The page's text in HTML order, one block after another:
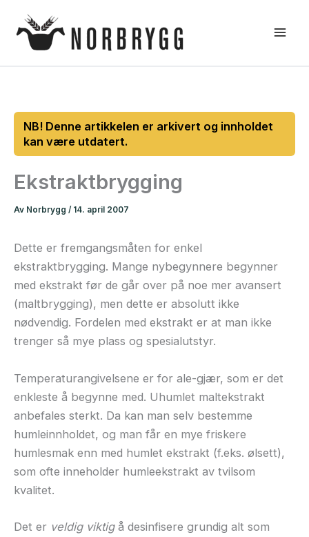
rett
Ekstraktbrygging
Av Norbrygg / 14. april 2007
Dette er fremgangsmåten for enkel
ekstraktbrygging. Mange nybegynnere begynner
med ekstrakt før de går over på noe mer avansert
(maltbrygging), men dette er absolutt ikke
nødvendig. Fordelen med ekstrakt er at man ikke
trenger så mye plass og spesialutstyr.
Temperaturangivelsene er for ale-gjær, som er det
enkleste å begynne med. Uhumlet maltekstrakt
anbefales sterkt. Da kan man selv bestemme
humleinnholdet, og man får en mye friskere
humlesmak enn med humlet ekstrakt (f.eks. ølsett),
som ofte inneholder humleekstrakt av tvilsom
kvalitet.
Det er veldig viktigå desinfisere grundig alt som